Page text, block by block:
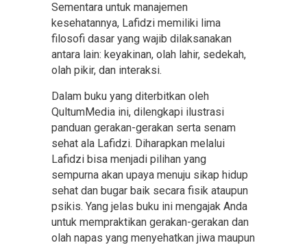
Sementara untuk manajemen
kesehatannya, Lafidzi memiliki lima
filosofi dasar yang wajib dilaksanakan
antara lain: keyakinan, olah lahir, sedekah,
olah pikir, dan interaksi.
Dalam buku yang diterbitkan oleh
QultumMedia ini, dilengkapi ilustrasi
panduan gerakan-gerakan serta senam
sehat ala Lafidzi. Diharapkan melalui
Lafidzi bisa menjadi pilihan yang
sempurna akan upaya menuju sikap hidup
sehat dan bugar baik secara fisik ataupun
psikis. Yang jelas buku ini mengajak Anda
untuk mempraktikan gerakan-gerakan dan
olah napas yang menyehatkan jiwa maupun